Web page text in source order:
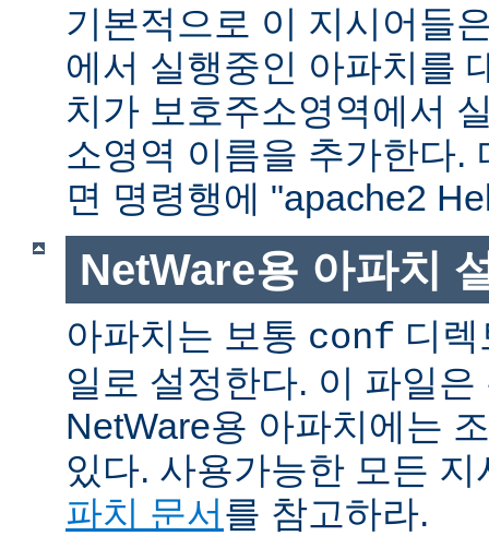
기본적으로 이 지시어들
에서 실행중인 아파치를
치가 보호주소영역에서
소영역 이름을 추가한다.
면 명령행에 "apache2
NetWare용 아파치
아파치는 보통 conf 디
일로 설정한다. 이 파일
NetWare용 아파치에는
있다. 사용가능한 모든
파치 문서를 참고하라.